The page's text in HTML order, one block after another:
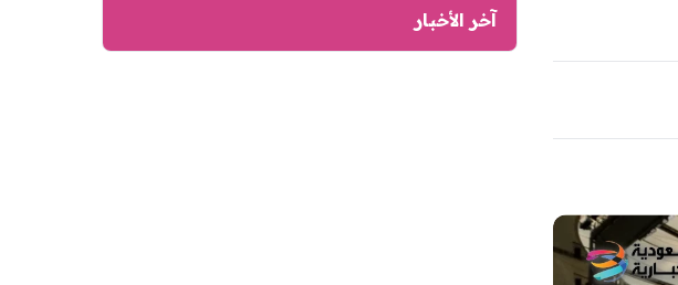
آخر الأخبار